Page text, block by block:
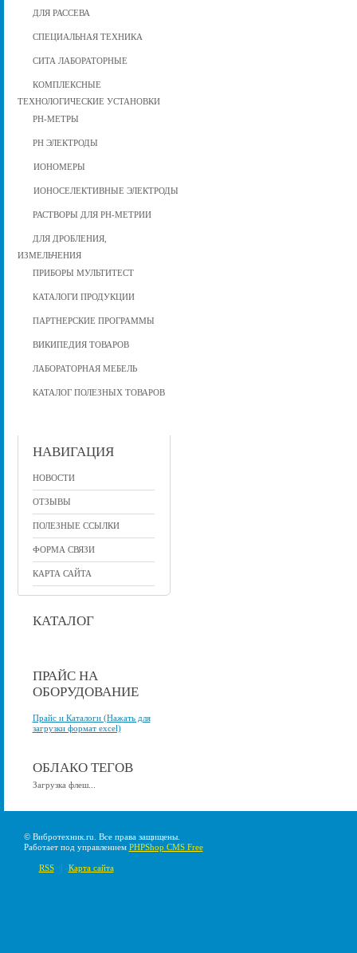
ДЛЯ РАССЕВА
СПЕЦИАЛЬНАЯ ТЕХНИКА
СИТА ЛАБОРАТОРНЫЕ
КОМПЛЕКСНЫЕ
ТЕХНОЛОГИЧЕСКИЕ УСТАНОВКИ
РН-МЕТРЫ
РН ЭЛЕКТРОДЫ
ИОНОМЕРЫ
ИОНОСЕЛЕКТИВНЫЕ ЭЛЕКТРОДЫ
РАСТВОРЫ ДЛЯ РН-МЕТРИИ
ДЛЯ ДРОБЛЕНИЯ,
ИЗМЕЛЬЧЕНИЯ
ПРИБОРЫ МУЛЬТИТЕСТ
КАТАЛОГИ ПРОДУКЦИИ
ПАРТНЕРСКИЕ ПРОГРАММЫ
ВИКИПЕДИЯ ТОВАРОВ
ЛАБОРАТОРНАЯ МЕБЕЛЬ
КАТАЛОГ ПОЛЕЗНЫХ ТОВАРОВ
НАВИГАЦИЯ
НОВОСТИ
ОТЗЫВЫ
ПОЛЕЗНЫЕ ССЫЛКИ
ФОРМА СВЯЗИ
КАРТА САЙТА
КАТАЛОГ
ПРАЙС НА
ОБОРУДОВАНИЕ
Прайс и Каталоги (Нажать для
загрузки формат excel)
ОБЛАКО ТЕГОВ
Загрузка флеш...
© Вибротехник.ru. Все права защищены.
Работает под управлением PHPShop CMS Free
RSS Карта сайта